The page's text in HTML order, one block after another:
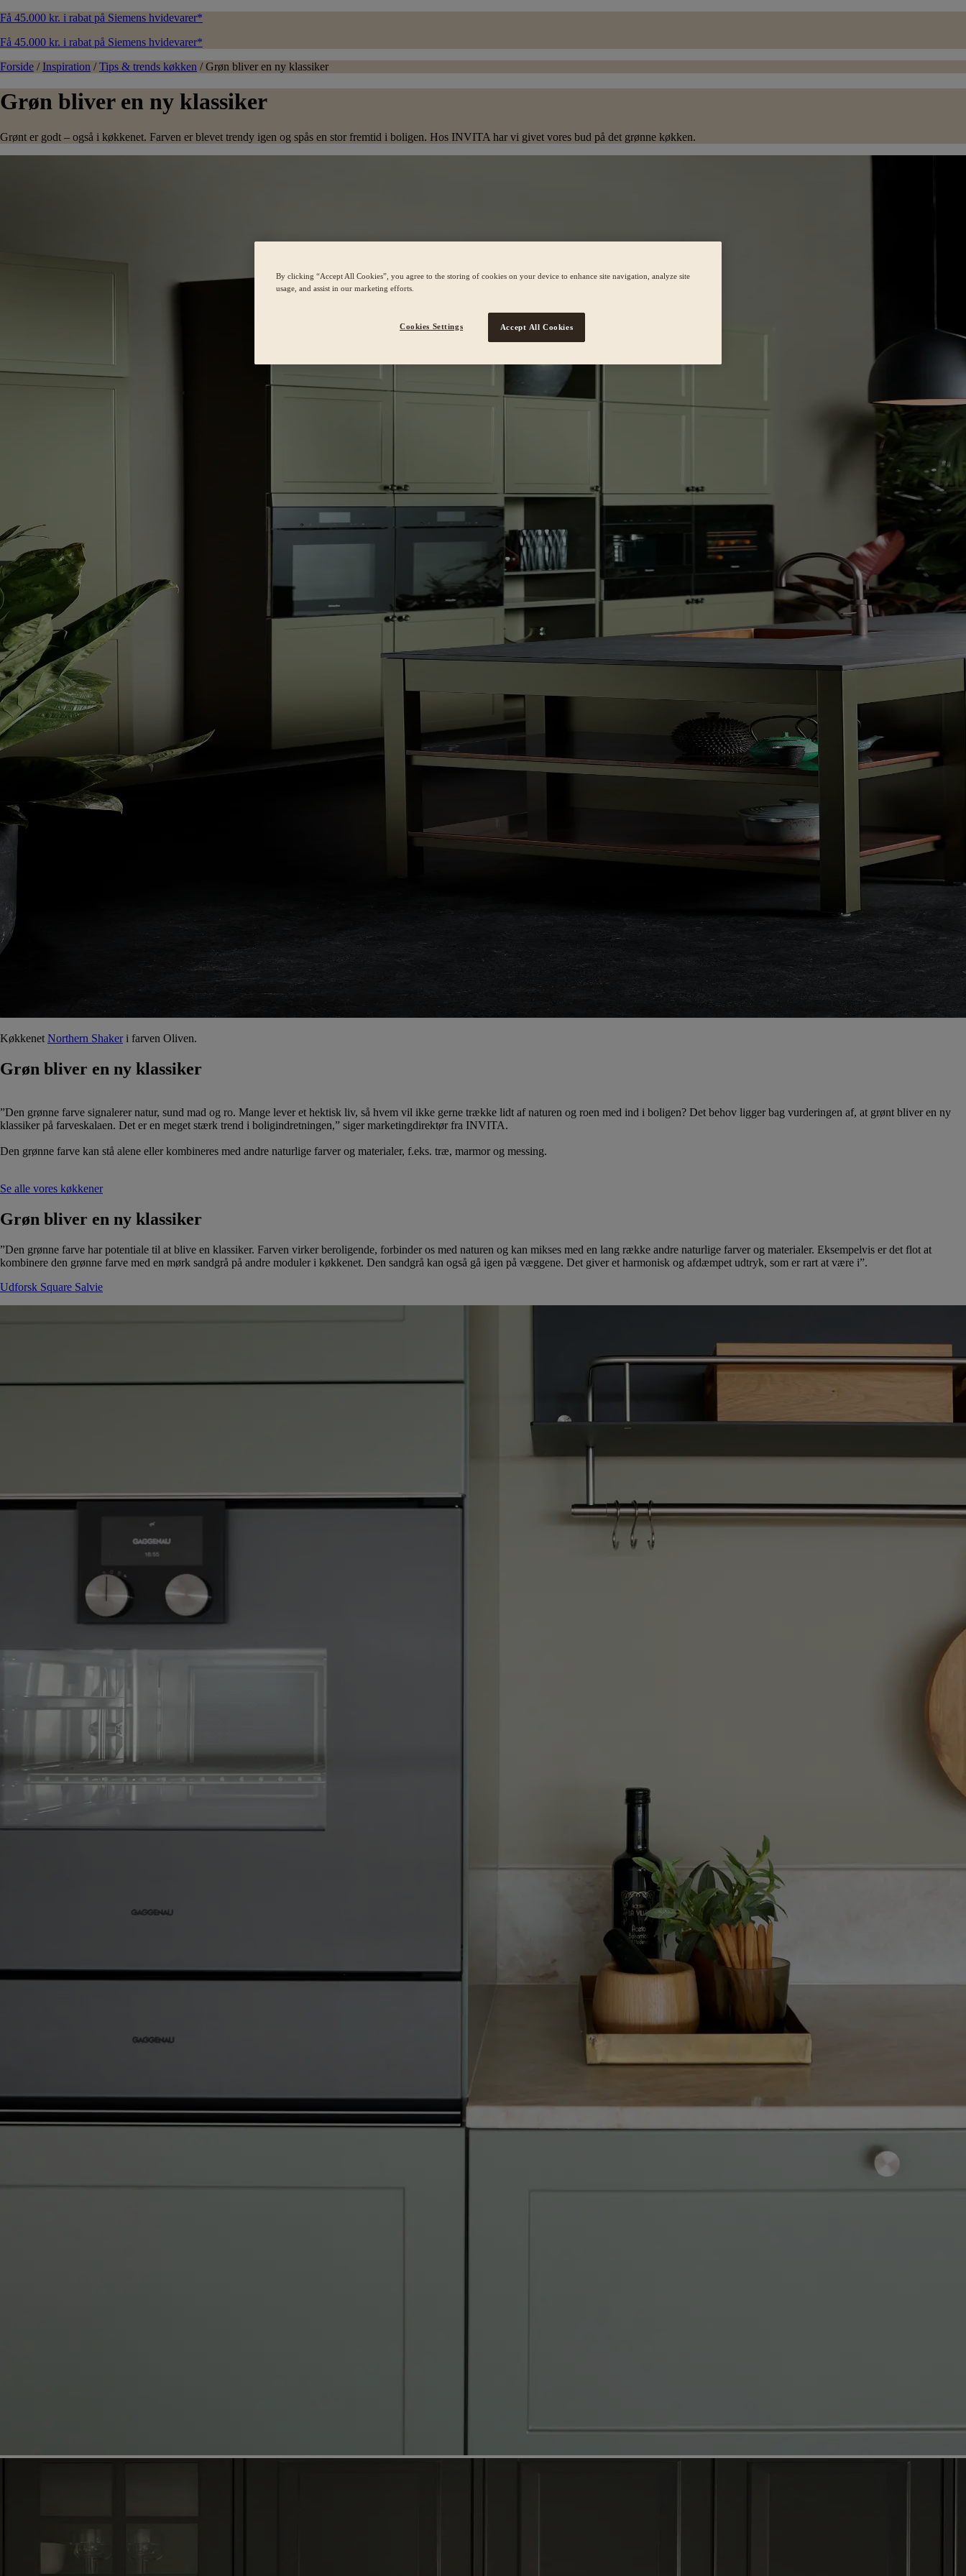
Få 45.000 kr. i rabat på Siemens hvidevarer*
Få 45.000 kr. i rabat på Siemens hvidevarer*
Forside / Inspiration / Tips & trends køkken / Grøn bliver en ny klassiker
Grøn bliver en ny klassiker
Grønt er godt – også i køkkenet. Farven er blevet trendy igen og spås en stor fremtid i boligen. Hos INVITA har vi givet vores bud på det grønne køkken.
Køkkenet Northern Shakeri farven Oliven.
Grøn bliver en ny klassiker
”Den grønne farve signalerer natur, sund mad og ro. Mange lever et hektisk liv, så hvem vil ikke gerne trække lidt af naturen og roen med ind i boligen? Det behov ligger bag vurderingen af, at grønt bliver en ny
klassiker på farveskalaen. Det er en meget stærk trend i boligindretningen,” siger marketingdirektør fra INVITA.
Den grønne farve kan stå alene eller kombineres med andre naturlige farver og materialer, f.eks. træ, marmor og messing.
Se alle vores køkkener
Grøn bliver en ny klassiker
”Den grønne farve har potentiale til at blive en klassiker. Farven virker beroligende, forbinder os med naturen og kan mikses med en lang række andre naturlige farver og materialer. Eksempelvis er det flot at
kombinere den grønne farve med en mørk sandgrå på andre moduler i køkkenet. Den sandgrå kan også gå igen på væggene. Det giver et harmonisk og afdæmpet udtryk, som er rart at være i”.
Udforsk Square Salvie
By clicking “Accept All Cookies”, you agree to the storing of cookies on your device to enhance site navigation, analyze site
usage, and assist in our marketing efforts.
Cookies Settings Accept All Cookies